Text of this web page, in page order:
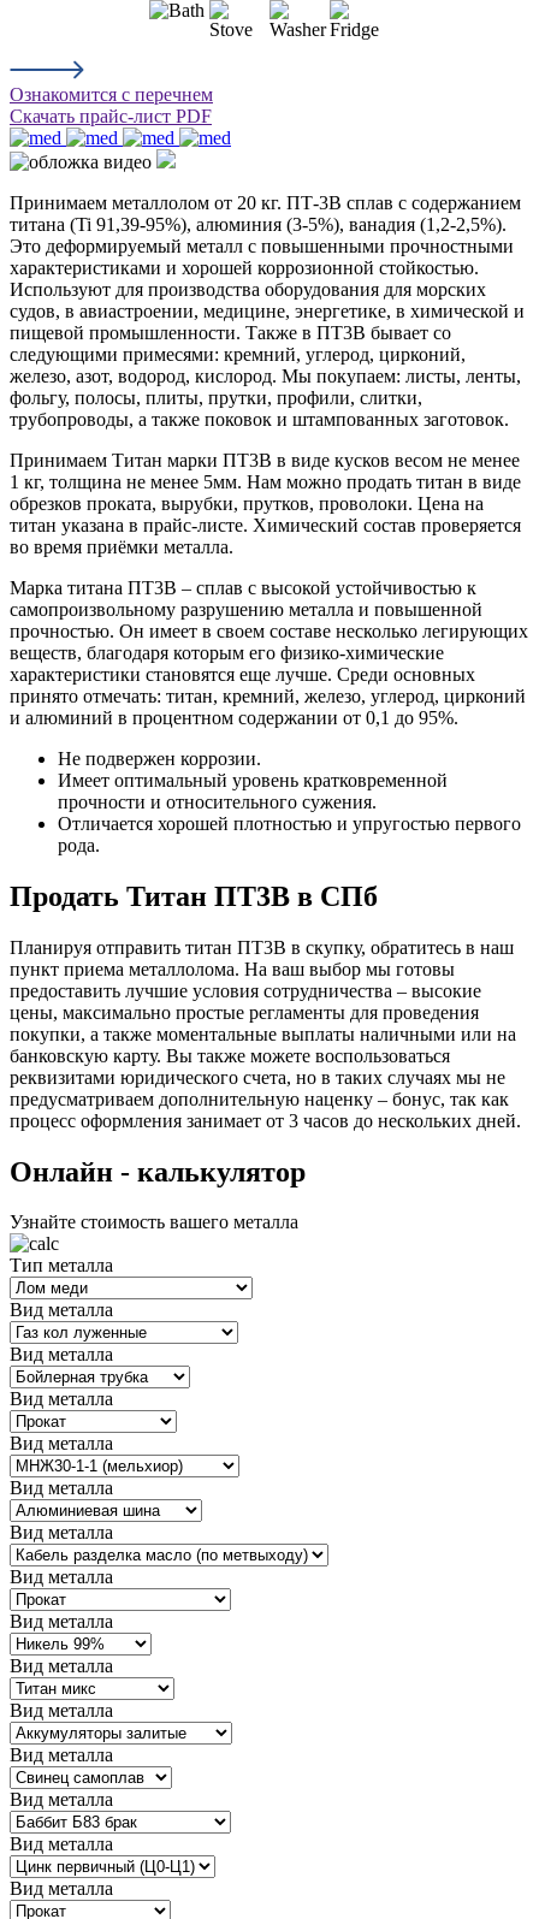
Ознакомится с перечнем
Скачать прайс-лист PDF
Принимаем металлолом от 20 кг. ПТ-3В сплав с содержанием
титана (Ti 91,39-95%), алюминия (3-5%), ванадия (1,2-2,5%).
Это деформируемый металл с повышенными прочностными
характеристиками и хорошей коррозионной стойкостью.
Используют для производства оборудования для морских
судов, в авиастроении, медицине, энергетике, в химической и
пищевой промышленности. Также в ПТ3В бывает со
следующими примесями: кремний, углерод, цирконий,
железо, азот, водород, кислород. Мы покупаем: листы, ленты,
фольгу, полосы, плиты, прутки, профили, слитки,
трубопроводы, а также поковок и штампованных заготовок.
Принимаем Титан марки ПТ3В в виде кусков весом не менее
1 кг, толщина не менее 5мм. Нам можно продать титан в виде
обрезков проката, вырубки, прутков, проволоки. Цена на
титан указана в прайс-листе. Химический состав проверяется
во время приёмки металла.
Марка титана ПТ3В – сплав с высокой устойчивостью к
самопроизвольному разрушению металла и повышенной
прочностью. Он имеет в своем составе несколько легирующих
веществ, благодаря которым его физико-химические
характеристики становятся еще лучше. Среди основных
принято отмечать: титан, кремний, железо, углерод, цирконий
и алюминий в процентном содержании от 0,1 до 95%.
Не подвержен коррозии.
Имеет оптимальный уровень кратковременной
прочности и относительного сужения.
Отличается хорошей плотностью и упругостью первого
рода.
Продать Титан ПТ3В в СПб
Планируя отправить титан ПТ3В в скупку, обратитесь в наш
пункт приема металлолома. На ваш выбор мы готовы
предоставить лучшие условия сотрудничества – высокие
цены, максимально простые регламенты для проведения
покупки, а также моментальные выплаты наличными или на
банковскую карту. Вы также можете воспользоваться
реквизитами юридического счета, но в таких случаях мы не
предусматриваем дополнительную наценку – бонус, так как
процесс оформления занимает от 3 часов до нескольких дней.
Oнлайн - калькулятор
Узнайте стоимость вашего металла
Тип металла
Вид металла
Вид металла
Вид металла
Вид металла
Вид металла
Вид металла
Вид металла
Вид металла
Вид металла
Вид металла
Вид металла
Вид металла
Вид металла
Вид металла